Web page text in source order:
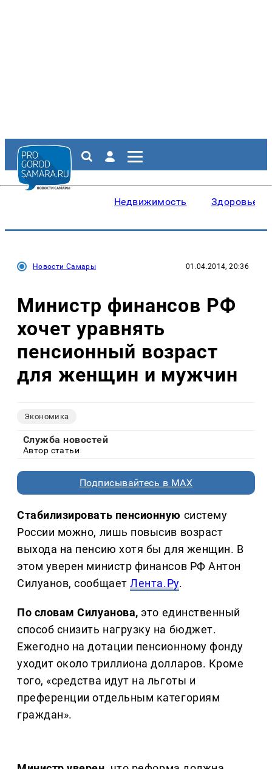
Недвижимость Здоровье
Новости Самары 01.04.2014, 20:36
Министр финансов РФ
хочет уравнять
пенсионный возраст
для женщин и мужчин
Экономика
Служба новостей
Автор статьи
Подписывайтесь в MAX
Стабилизировать пенсионную систему
России можно, лишь повысив возраст
выхода на пенсию хотя бы для женщин. В
этом уверен министр финансов РФ Антон
Силуанов, сообщаетЛента.Ру.
По словам Силуанова, это единственный
способ снизить нагрузку на бюджет.
Ежегодно на дотации пенсионному фонду
уходит около триллиона долларов. Кроме
того, «средства идут на льготы и
преференции отдельным категориям
граждан».